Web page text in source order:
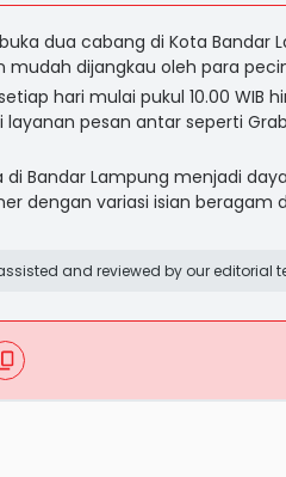
dua cabang di Kota Bandar
mudah dijangkau oleh para
hari mulai pukul 10.00 WIB
layanan pesan antar seperti
Bandar Lampung menjadi
dengan variasi isian beragam
and reviewed by our editorial